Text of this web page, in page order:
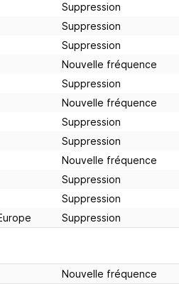
Suppression
Suppression
Suppression
Nouvelle fréquence
Suppression
Nouvelle fréquence
Suppression
Suppression
Nouvelle fréquence
Suppression
Suppression
Suppression
Nouvelle fréquence